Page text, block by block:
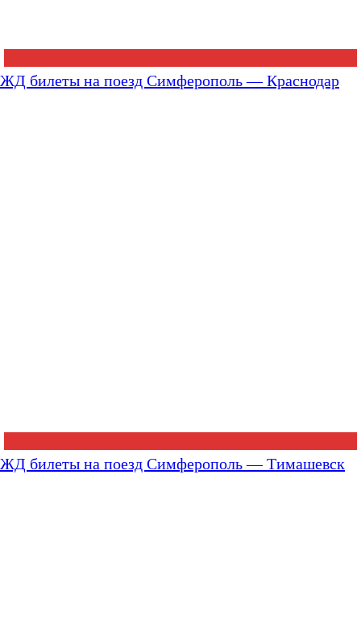
ЖД билеты на поезд Симферополь — Краснодар
ЖД билеты на поезд Симферополь — Тимашевск